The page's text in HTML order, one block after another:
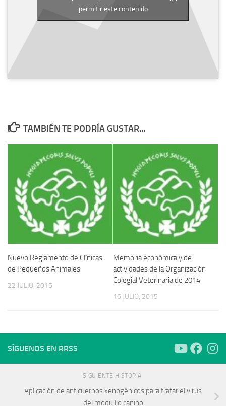
permitir este contenido
TAMBIÉN TE PODRÍA GUSTAR...
Nuevo Reglamento de Clínicas
de Pequeños Animales
22 JULIO, 2015
Memoria económica y de
actividades de la Organización
Colegial Veterinaria de 2014
16 JULIO, 2015
SÍGUENOS EN RRSS
SIGUIENTE HISTORIA
Aplicación de anticuerpos xenogénicos para tratar el virus
del moquillo canino